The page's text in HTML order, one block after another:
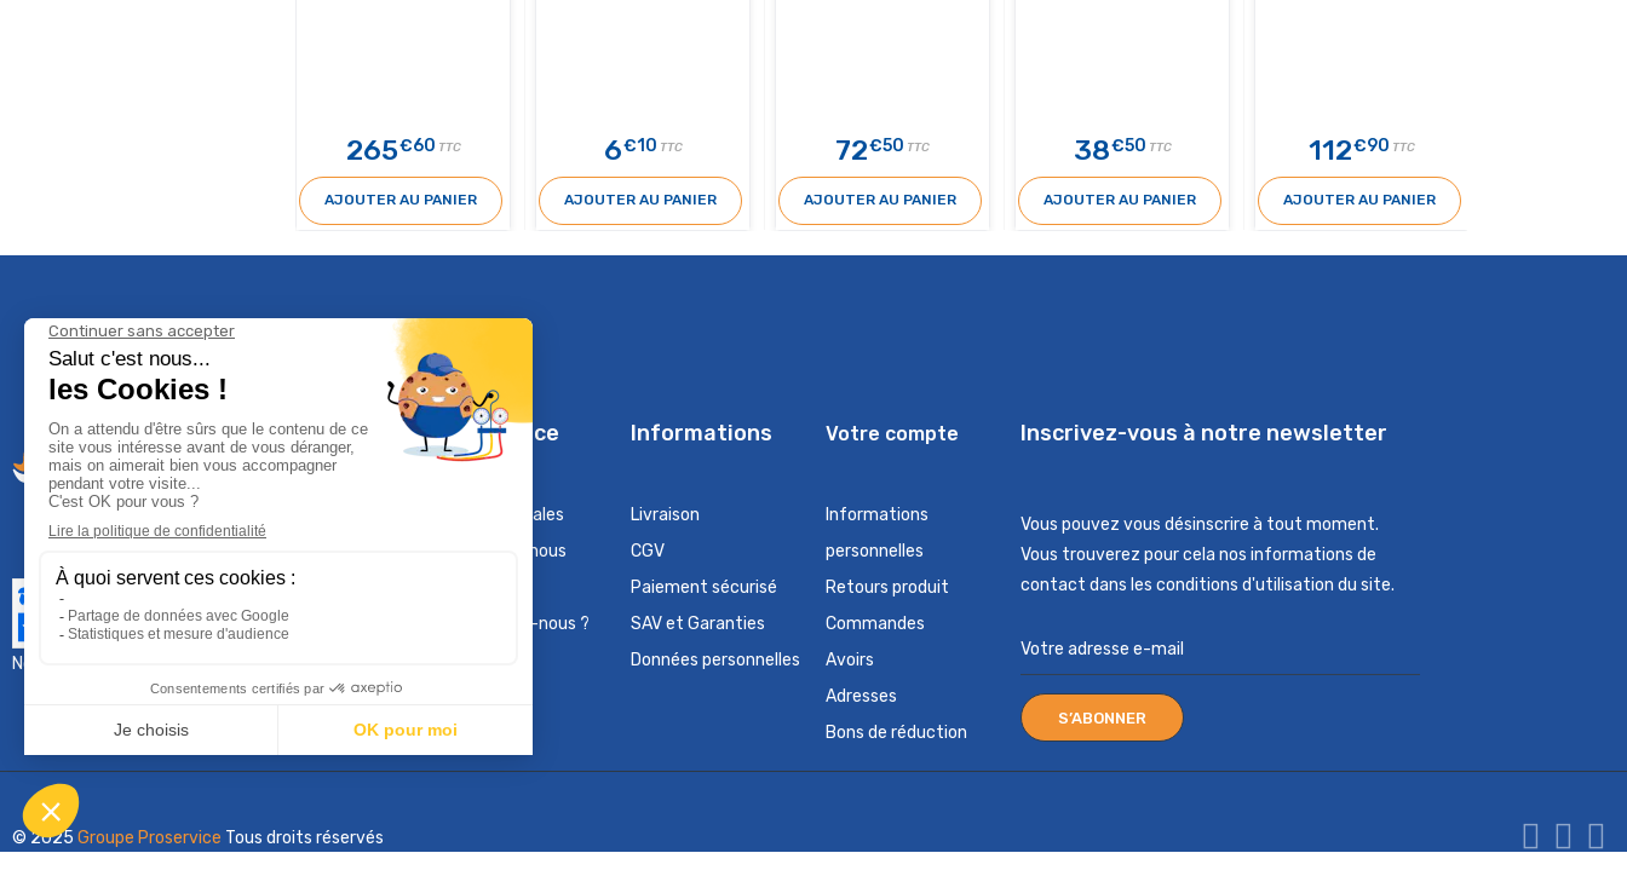
265€60 TTC
AJOUTER AU PANIER
6€10 TTC
AJOUTER AU PANIER
72€50 TTC
AJOUTER AU PANIER
38€50 TTC
AJOUTER AU PANIER
112€90 TTC
AJOUTER AU PANIER
Nous contacter :
Climservice
Mentions légales
Contactez-nous
Qui sommes-nous ?
Informations
Livraison
CGV
Paiement sécurisé
SAV et Garanties
Données personnelles
Votre compte
Informations
personnelles
Retours produit
Commandes
Avoirs
Adresses
Bons de réduction
Inscrivez-vous à notre newsletter
Vous pouvez vous désinscrire à tout moment.
Vous trouverez pour cela nos informations de
contact dans les conditions d'utilisation du site.
© 2025 Groupe Proservice Tous droits réservés